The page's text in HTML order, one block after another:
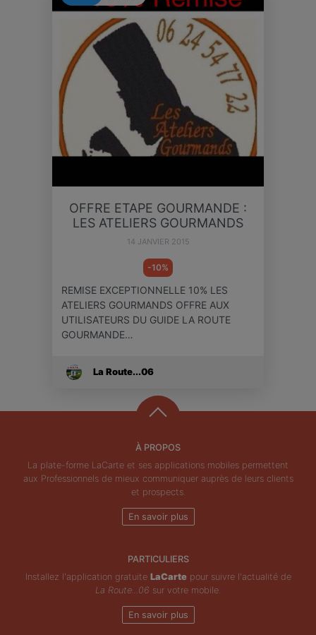
OFFRE ETAPE GOURMANDE :
LES ATELIERS GOURMANDS
14 JANVIER 2015
-10%
REMISE EXCEPTIONNELLE 10% LES
ATELIERS GOURMANDS OFFRE AUX
UTILISATEURS DU GUIDE LA ROUTE
GOURMANDE…
La Route...06
À PROPOS
La plate-forme LaCarte et ses applications mobiles permettent
aux Professionnels de mieux communiquer auprès de leurs clients
et prospects.
En savoir plus
PARTICULIERS
Installez l'application gratuite LaCartepour suivre l'actualité de
La Route...06 sur votre mobile.
En savoir plus